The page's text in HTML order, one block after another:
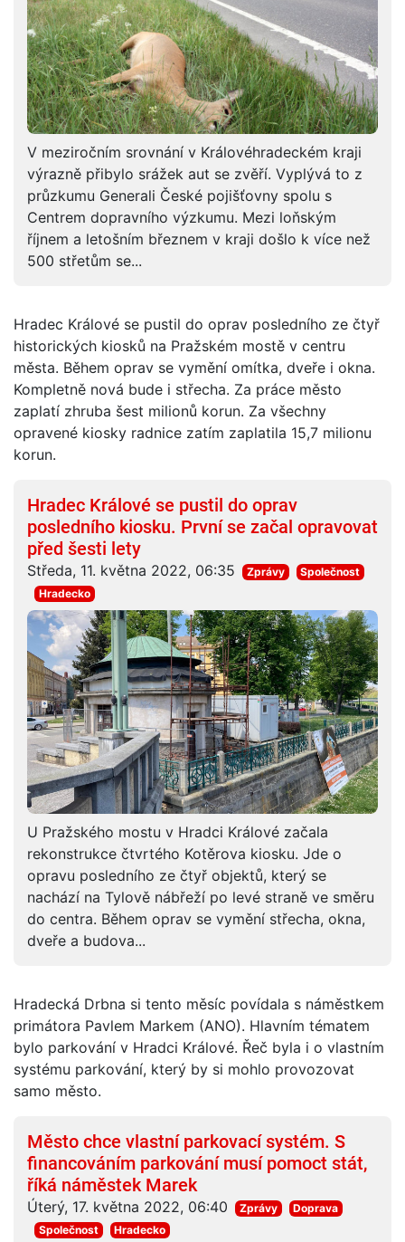
V meziročním srovnání v Královéhradeckém kraji
výrazně přibylo srážek aut se zvěří. Vyplývá to z
průzkumu Generali České pojišťovny spolu s
Centrem dopravního výzkumu. Mezi loňským
říjnem a letošním březnem v kraji došlo k více než
500 střetům se...
Hradec Králové se pustil do oprav posledního ze čtyř
historických kiosků na Pražském mostě v centru
města. Během oprav se vymění omítka, dveře i okna.
Kompletně nová bude i střecha. Za práce město
zaplatí zhruba šest milionů korun. Za všechny
opravené kiosky radnice zatím zaplatila 15,7 milionu
korun.
Hradec Králové se pustil do oprav
posledního kiosku. První se začal opravovat
před šesti lety
Středa, 11. května 2022, 06:35 Zprávy
Společnost
Hradecko
U Pražského mostu v Hradci Králové začala
rekonstrukce čtvrtého Kotěrova kiosku. Jde o
opravu posledního ze čtyř objektů, který se
nachází na Tylově nábřeží po levé straně ve směru
do centra. Během oprav se vymění střecha, okna,
dveře a budova...
Hradecká Drbna si tento měsíc povídala s náměstkem
primátora Pavlem Markem (ANO). Hlavním tématem
bylo parkování v Hradci Králové. Řeč byla i o vlastním
systému parkování, který by si mohlo provozovat
samo město.
Město chce vlastní parkovací systém. S
financováním parkování musí pomoct stát,
říká náměstek Marek
Úterý, 17. května 2022, 06:40 Zprávy
Doprava
Společnost
Hradecko